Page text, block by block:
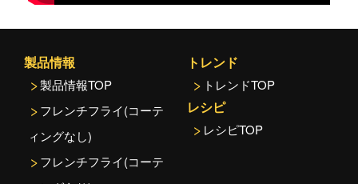
製品情報
製品情報TOP
フレンチフライ(コーテ
ィングなし)
フレンチフライ(コーテ
トレンド
トレンドTOP
レシピ
レシピTOP